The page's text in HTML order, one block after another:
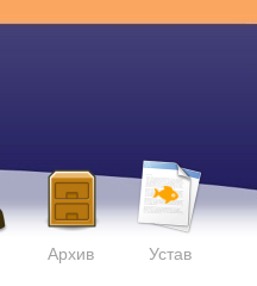
Архив Устав